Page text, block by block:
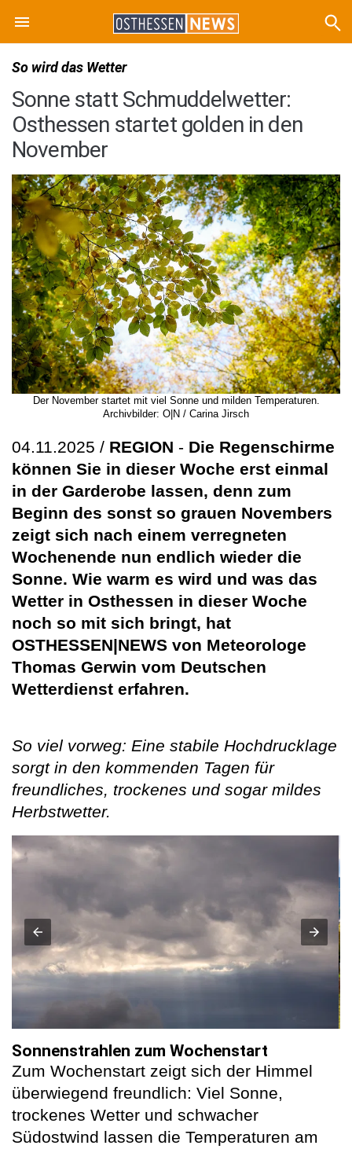
So wird das Wetter
Sonne statt Schmuddelwetter:
Osthessen startet golden in den
November
Der November startet mit viel Sonne und milden Temperaturen.
Archivbilder: O|N / Carina Jirsch
04.11.2025 / REGION - Die Regenschirme
können Sie in dieser Woche erst einmal
in der Garderobe lassen, denn zum
Beginn des sonst so grauen Novembers
zeigt sich nach einem verregneten
Wochenende nun endlich wieder die
Sonne. Wie warm es wird und was das
Wetter in Osthessen in dieser Woche
noch so mit sich bringt, hat
OSTHESSEN|NEWS von Meteorologe
Thomas Gerwin vom Deutschen
Wetterdienst erfahren.
So viel vorweg: Eine stabile Hochdrucklage
sorgt in den kommenden Tagen für
freundliches, trockenes und sogar mildes
Herbstwetter.
Sonnenstrahlen zum Wochenstart
Zum Wochenstart zeigt sich der Himmel
überwiegend freundlich: Viel Sonne,
trockenes Wetter und schwacher
Südostwind lassen die Temperaturen am